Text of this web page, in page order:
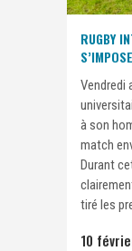
RUGBY
Vendredi
à son
match
Durant
tiré les
10